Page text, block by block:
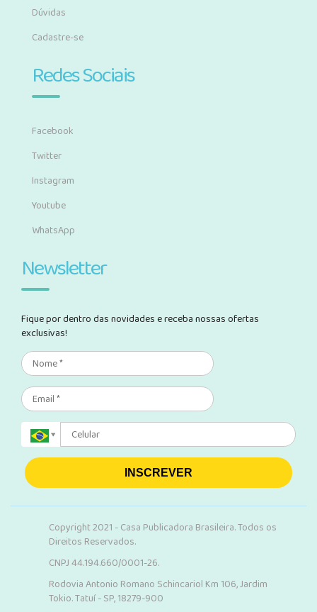
Dúvidas
Cadastre-se
Redes Sociais
Facebook
Twitter
Instagram
Youtube
WhatsApp
Newsletter
Fique por dentro das novidades e receba nossas ofertas
exclusivas!
INSCREVER
Copyright 2021 - Casa Publicadora Brasileira. Todos os
Direitos Reservados.
CNPJ 44.194.660/0001-26.
Rodovia Antonio Romano Schincariol Km 106, Jardim
Tokio. Tatuí - SP, 18279-900